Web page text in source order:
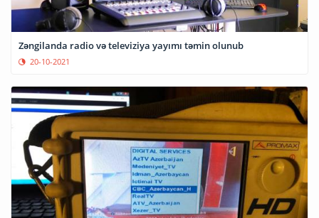
Zəngilanda radio və televiziya yayımı təmin olunub
20-10-2021